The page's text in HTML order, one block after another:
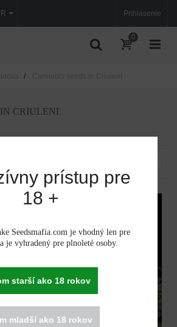
Prihlásenie
0
CRIULENI
prístup pre
18 +
Seedsmafia.com je vhodný len pre
je vyhradený pre plnoleté osoby.
starší ako 18 rokov
mladší ako 18 rokov